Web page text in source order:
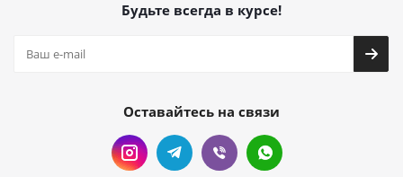
Будьте всегда в курсе!
Оставайтесь на связи